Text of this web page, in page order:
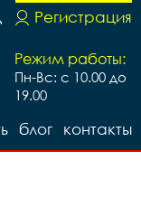
Регистрация
Режим работы:
Пн-Вс: с 10.00 до
19.00
контакты
блог